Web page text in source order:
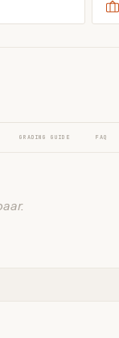
GRADING GUIDE FAQ